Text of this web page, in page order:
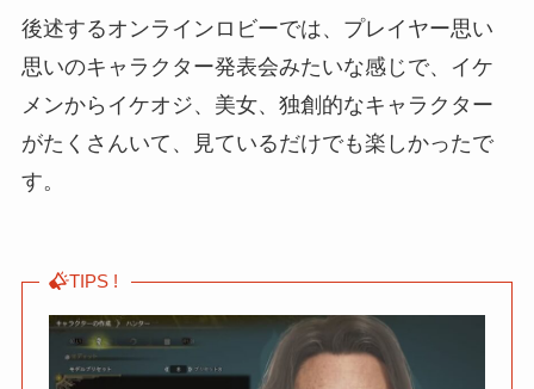
後述するオンラインロビーでは、プレイヤー思い
思いのキャラクター発表会みたいな感じで、イケ
メンからイケオジ、美女、独創的なキャラクター
がたくさんいて、見ているだけでも楽しかったで
す。
TIPS !